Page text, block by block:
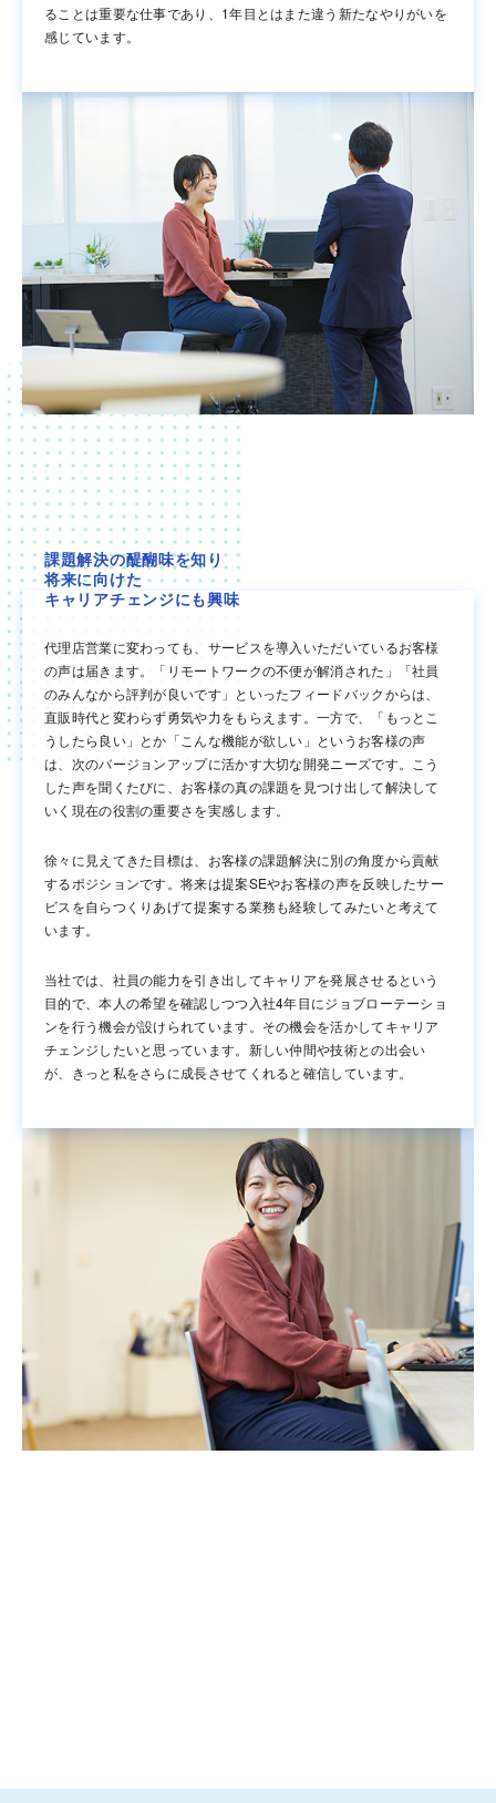
ることは重要な仕事であり、1年目とはまた違う新たなやりがいを
感じています。
課題解決の醍醐味を知り
将来に向けた
キャリアチェンジにも興味
代理店営業に変わっても、サービスを導入いただいているお客様
の声は届きます。「リモートワークの不便が解消された」「社員
のみんなから評判が良いです」といったフィードバックからは、
直販時代と変わらず勇気や力をもらえます。一方で、「もっとこ
うしたら良い」とか「こんな機能が欲しい」というお客様の声
は、次のバージョンアップに活かす大切な開発ニーズです。こう
した声を聞くたびに、お客様の真の課題を見つけ出して解決して
いく現在の役割の重要さを実感します。
徐々に見えてきた目標は、お客様の課題解決に別の角度から貢献
するポジションです。将来は提案SEやお客様の声を反映したサー
ビスを自らつくりあげて提案する業務も経験してみたいと考えて
います。
当社では、社員の能力を引き出してキャリアを発展させるという
目的で、本人の希望を確認しつつ入社4年目にジョブローテーショ
ンを行う機会が設けられています。その機会を活かしてキャリア
チェンジしたいと思っています。新しい仲間や技術との出会い
が、きっと私をさらに成長させてくれると確信しています。